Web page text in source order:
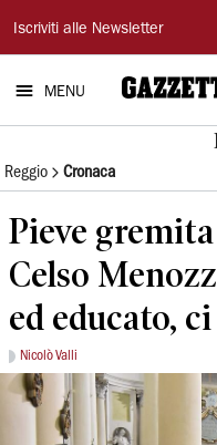
Gazzetta
di
Reggio
Iscriviti alle Newsletter
MENU
Reggio Cronaca
Pieve
Celso
ed educato,
Nicolò Valli